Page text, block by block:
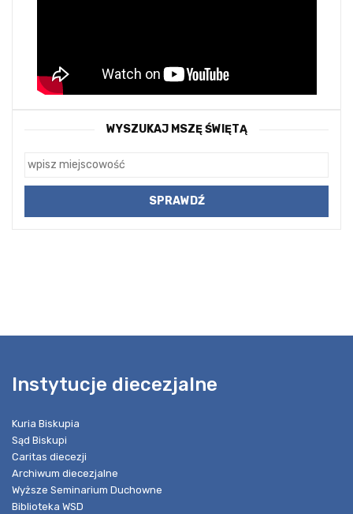
WYSZUKAJ MSZĘ ŚWIĘTĄ
Instytucje diecezjalne
Kuria Biskupia
Sąd Biskupi
Caritas diecezji
Archiwum diecezjalne
Wyższe Seminarium Duchowne
Biblioteka WSD